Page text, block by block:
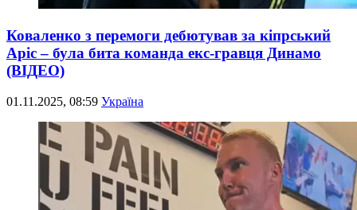
Коваленко з перемоги дебютував за кіпрський
Аріс – була бита команда екс-гравця Динамо
(ВІДЕО)
01.11.2025, 08:59 Україна